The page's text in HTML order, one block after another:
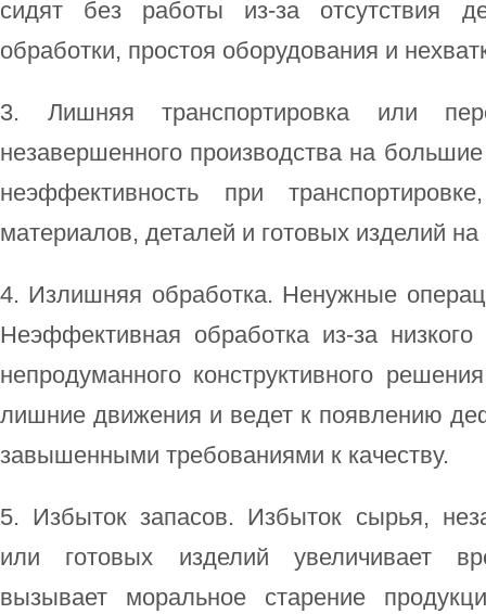
сидят без работы из-за отсутствия
обработки, простоя оборудования и
3. Лишняя транспортировка или
незавершенного производства на
неэффективность при
материалов, деталей и готовых изделий
4. Излишняя обработка. Ненужные
Неэффективная обработка из-за низкого
непродуманного конструктивного
лишние движения и ведет к появлению
завышенными требованиями к качеству.
5. Избыток запасов. Избыток сырья,
или готовых изделий увеличивает
вызывает моральное старение